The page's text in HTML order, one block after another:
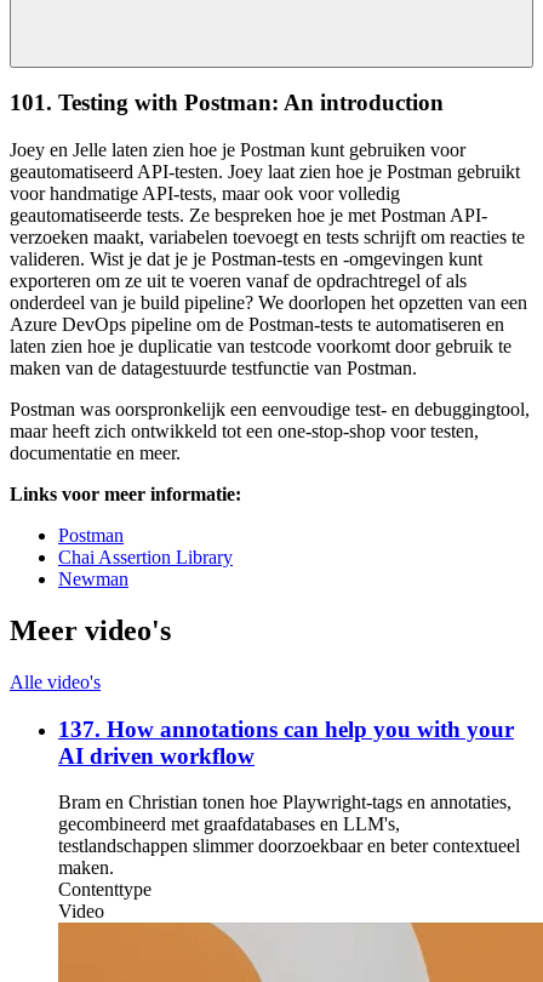
101. Testing with Postman: An introduction
Joey en Jelle laten zien hoe je Postman kunt gebruiken voor
geautomatiseerd API-testen. Joey laat zien hoe je Postman gebruikt
voor handmatige API-tests, maar ook voor volledig
geautomatiseerde tests. Ze bespreken hoe je met Postman API-
verzoeken maakt, variabelen toevoegt en tests schrijft om reacties te
valideren. Wist je dat je je Postman-tests en -omgevingen kunt
exporteren om ze uit te voeren vanaf de opdrachtregel of als
onderdeel van je build pipeline? We doorlopen het opzetten van een
Azure DevOps pipeline om de Postman-tests te automatiseren en
laten zien hoe je duplicatie van testcode voorkomt door gebruik te
maken van de datagestuurde testfunctie van Postman.
Postman was oorspronkelijk een eenvoudige test- en debuggingtool,
maar heeft zich ontwikkeld tot een one-stop-shop voor testen,
documentatie en meer.
Links voor meer informatie:
Postman
Chai Assertion Library
Newman
Meer video's
Alle video's
137. How annotations can help you with your
AI driven workflow
Bram en Christian tonen hoe Playwright-tags en annotaties,
gecombineerd met graafdatabases en LLM's,
testlandschappen slimmer doorzoekbaar en beter contextueel
maken.
Contenttype
Video